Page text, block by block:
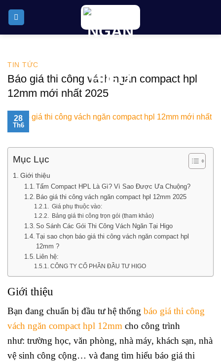
TIN TỨC
Báo giá thi công vách ngăn compact hpl
12mm mới nhất 2025
28
Th6
Mục Lục
Giới thiệu
Tấm Compact HPL Là Gì? Vì Sao Được Ưa Chuộng?
Báo giá thi công vách ngăn compact hpl 12mm 2025
Giá phụ thuộc vào:
Bảng giá thi công trọn gói (tham khảo)
So Sánh Các Gói Thi Công Vách Ngăn Tại Higo
Tại sao chọn báo giá thi công vách ngăn compact hpl
12mm ?
Liên hệ:
CÔNG TY CỔ PHẦN ĐẦU TƯ HIGO
Giới thiệu
Bạn đang chuẩn bị đầu tư hệ thống báo giá thi công
vách ngăn compact hpl 12mm cho công trình
như: trường học, văn phòng, nhà máy, khách sạn, nhà
vệ sinh công cộng… và đang tìm hiểu báo giá thi